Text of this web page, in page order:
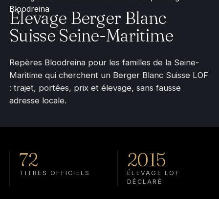
Élevage Berger Blanc
Suisse Seine-Maritime
Repères Bloodreina pour les familles de la Seine-
Maritime qui cherchent un Berger Blanc Suisse LOF
: trajet, portées, prix et élevage, sans fausse
adresse locale.
72
TITRES OFFICIELS
2015
ÉLEVAGE LOF
DÉCLARÉ